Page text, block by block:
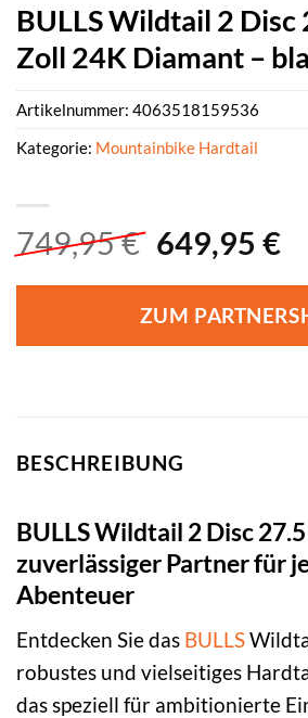
BULLS Wildtail 2 Disc
Zoll 24K Diamant –
749,95€
Preis
war:
749,95 €
649,95 €
ZUM
Artikelnummer: 4063518159536
Kategorie: Mountainbike Hardtail
BESCHREIBUNG
BULLS Wildtail 2 Disc
zuverlässiger Partner für
Abenteuer
Entdecken Sie das BULLS
robustes und vielseitiges
das speziell für ambitionierte